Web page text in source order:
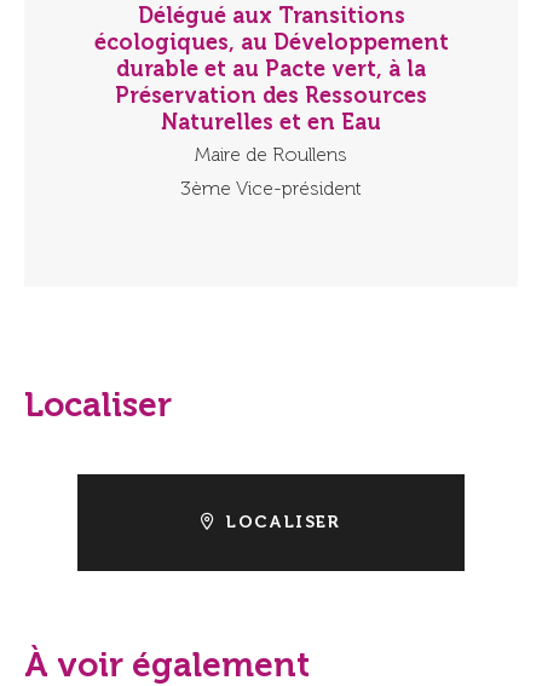
Délégué aux Transitions
écologiques, au Développement
durable et au Pacte vert, à la
Préservation des Ressources
Naturelles et en Eau
Maire de Roullens
3ème Vice-président
Localiser
LOCALISER
À voir également